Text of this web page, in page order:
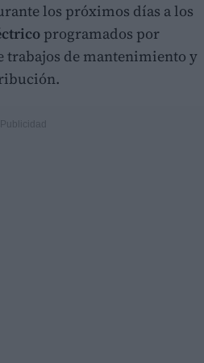
los próximos días a los
programados por
de mantenimiento y